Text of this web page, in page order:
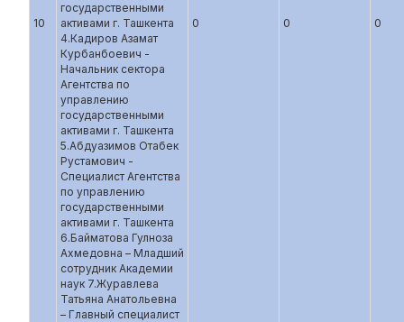
10
государственными
активами г. Ташкента
4.Кадиров Азамат
Курбанбоевич -
Начальник сектора
Агентства по
управлению
государственными
активами г. Ташкента
5.Абдуазимов Отабек
Рустамович -
Специалист Агентства
по управлению
государственными
активами г. Ташкента
6.Байматова Гулноза
Ахмедовна – Младший
сотрудник Академии
наук 7.Журавлева
Татьяна Анатольевна
– Главный специалист
0 0 0